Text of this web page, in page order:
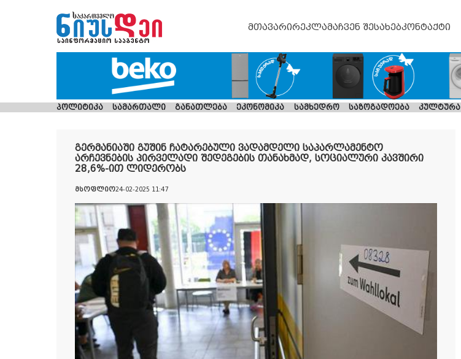
მთავარირეკლამაჩვენ შესახებკონტაქტი
პოლიტიკა სამართალი განათლება ეკონომიკა სამხედრო საზოგადოება კულტურა
გერმანიაში გუშინ ჩატარებული ვადამდელი საპარლამენტო
არჩევნების პირველადი შედეგების თანახმად, სოციალური კავშირი
28,6%-ით ლიდერობს
მსოფლიო24-02-2025 11:47